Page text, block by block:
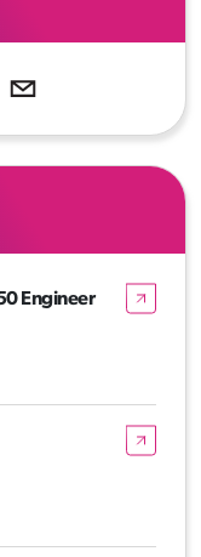
Engineer